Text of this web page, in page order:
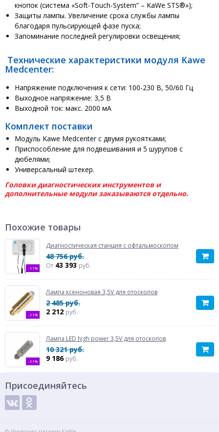
кнопок (система «Soft-Touch-System” – KaWe STS®»);
Защиты лампы. Увеличение срока службы лампы
благодаря пульсирующей фазе пуска;
Запоминание последней регулировки освещения;
Технические характеристики модуля Kawe
Medcenter:
Напряжение подключения к сети: 100-230 В, 50/60 Гц
Выходное напряжение: 3,5 В
Выходной ток: макс. 2000 мА
Комплект поставки
Модуль Kawe Medcenter с двумя рукоятками;
Приспособление для подвешивания и 5 шурупов с
дюбелями;
Универсальный штекер.
Головки диагностических инструментов и
дополнительные модули заказываются отдельно.
Похожие товары
-11%
Диагностическая станция с офтальмоскопом
48 756 руб.
От 43 393 руб.
-11%
Лампа ксеноновая 3,5V для отоскопов
2 485 руб.
2 212 руб.
-11%
Лампа LED high power 3,5V для отоскопов
10 321 руб.
9 186 руб.
Присоединяйтесь